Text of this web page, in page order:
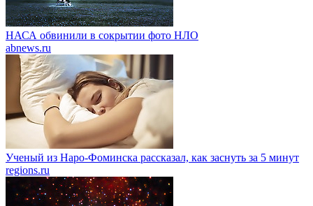
НАСА обвинили в сокрытии фото НЛО
abnews.ru
Ученый из Наро-Фоминска рассказал, как заснуть за 5 минут
regions.ru